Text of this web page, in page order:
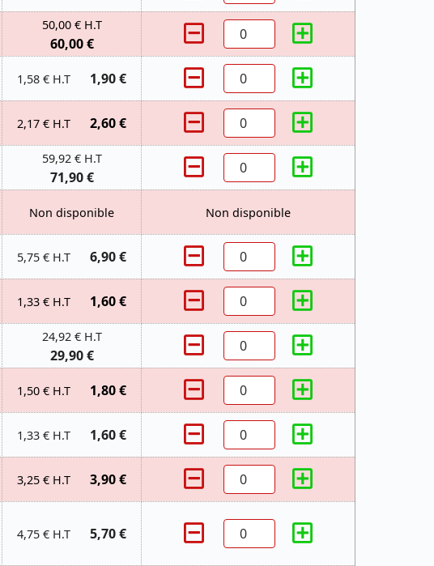
50,00 € H.T
60,00 €
1,58 € H.T 1,90 €
2,17 € H.T 2,60 €
59,92 € H.T
71,90 €
Non disponible Non disponible
5,75 € H.T 6,90 €
1,33 € H.T 1,60 €
24,92 € H.T
29,90 €
1,50 € H.T 1,80 €
1,33 € H.T 1,60 €
3,25 € H.T 3,90 €
4,75 € H.T 5,70 €